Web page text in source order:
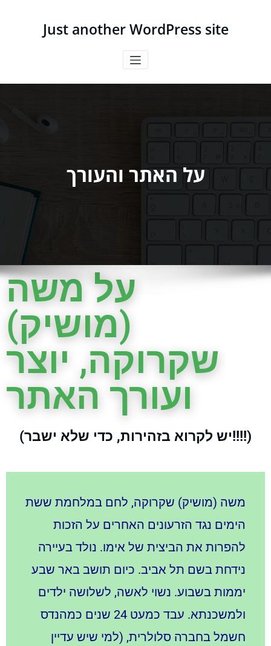
Just another WordPress site
על האתר והעורך
על משה
(מושיק)
שקרוקה, יוצר
ועורך האתר
(יש לקרוא בזהירות, כדי שלא ישבר!!!!)
משה (מושיק) שקרוקה, לחם במלחמת ששת
הימים נגד הזרעונים האחרים על הזכות
להפרות את הביצית של אימו. נולד בעיירה
נידחת בשם תל אביב. כיום תושב באר שבע
יממות בשבוע. נשוי לאשה, לשלושה ילדים
ולמשכנתא. עבד כמעט 24 שנים כמהנדס
חשמל בחברה סלולרית, (למי שיש עדיין